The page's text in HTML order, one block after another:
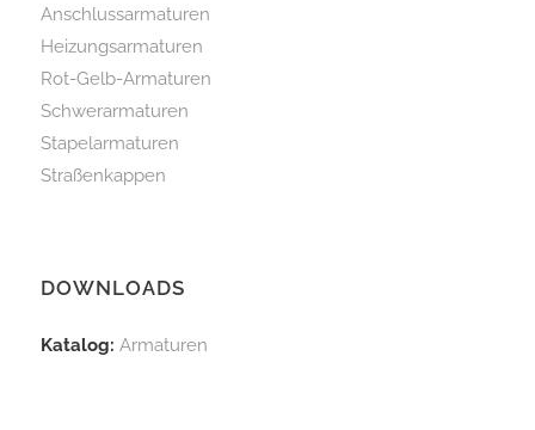
Anschlussarmaturen
Heizungsarmaturen
Rot-Gelb-Armaturen
Schwerarmaturen
Stapelarmaturen
Straßenkappen
DOWNLOADS
Katalog: Armaturen